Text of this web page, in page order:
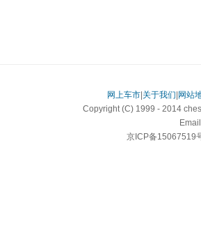
网上车市 关于我们 网站
Copyright (C) 1999 - 2014
京ICP备15067519